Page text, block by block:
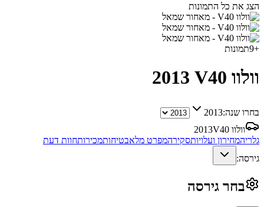
הצג את כל התמונות
+
9תמונות
וולוו V40 2013
בחרו שנה:2013
וולוו V40
2013
גלריהמחירון ועלויותסקירהמפרט מלאבטיחותמכירותחוות דעת
גירסה:
בחר גירסה